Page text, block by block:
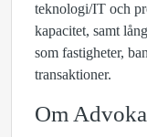
teknologi/IT och
kapacitet, samt
som fastigheter,
transaktioner.
Om